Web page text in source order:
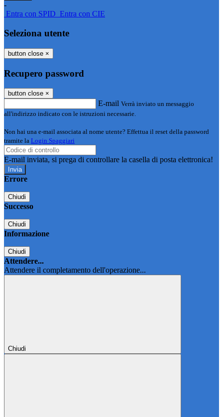
-
Entra con SPID Entra con CIE
Seleziona utente
button close ×
Recupero password
button close ×
E-mail Verrà inviato un messaggio
all'indirizzo indicato con le istruzioni necessarie.
Non hai una e-mail associata al nome utente? Effettua il reset della password
tramite la Login Spaggiari
E-mail inviata, si prega di controllare la casella di posta elettronica!
Errore
Chiudi
Successo
Chiudi
Informazione
Chiudi
Attendere...
Attendere il completamento dell'operazione...
Chiudi